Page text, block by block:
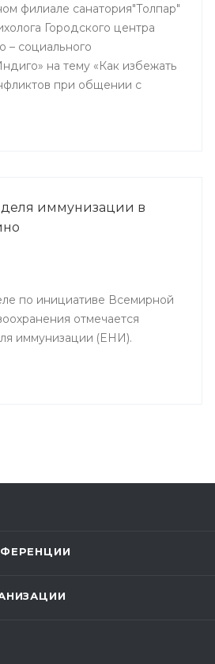
филиале санатория"Толпар"
Городского центра
– социального
на тему «Как избежать
при общении с
иммунизации в
по инициативе Всемирной
отмечается
иммунизации (ЕНИ).